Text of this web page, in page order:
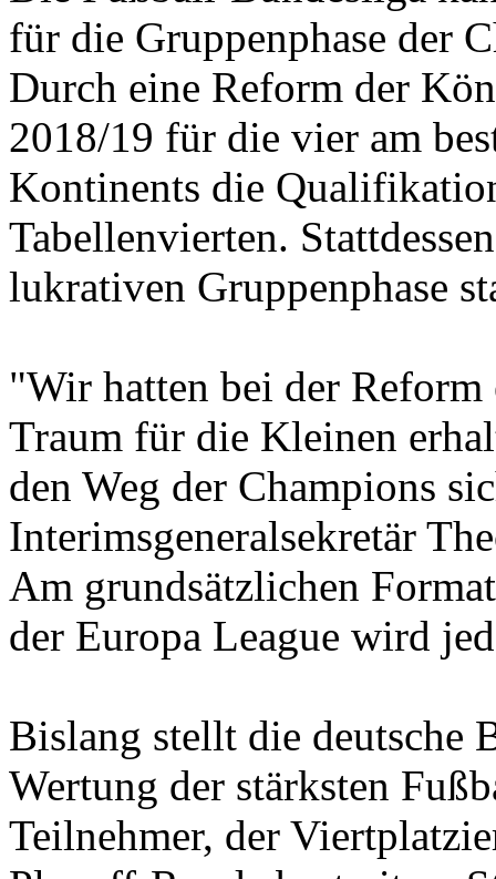
für die Gruppenphase der
Durch eine Reform der
2018/19 für die vier am
Kontinents die
Tabellenvierten.
lukrativen Gruppenphase
"Wir hatten bei der
Traum für die Kleinen
den Weg der Champions
Interimsgeneralsekretär
Am grundsätzlichen
der Europa League wird
Bislang stellt die deutsche
Wertung der stärksten
Teilnehmer, der